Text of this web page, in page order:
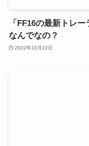
「FF16の最新トレ
なんでなの？
2022年10月22日